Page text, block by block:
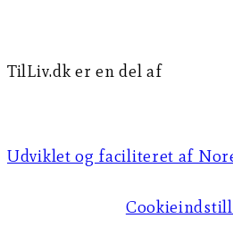
TilLiv.dk er en del af
Udviklet og faciliteret af